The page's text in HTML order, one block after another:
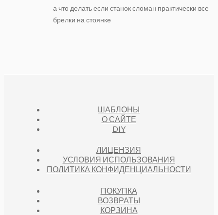
а что делать если станок сломан практически все
брелки на стоянке
ШАБЛОНЫ
О САЙТЕ
DIY
ЛИЦЕНЗИЯ
УСЛОВИЯ ИСПОЛЬЗОВАНИЯ
ПОЛИТИКА КОНФИДЕНЦИАЛЬНОСТИ
ПОКУПКА
ВОЗВРАТЫ
КОРЗИНА